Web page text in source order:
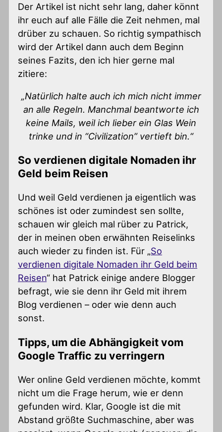
Der Artikel ist nicht sehr lang, daher könnt
ihr euch auf alle Fälle die Zeit nehmen, mal
drüber zu schauen. So richtig sympathisch
wird der Artikel dann auch dem Beginn
seines Fazits, den ich hier gerne mal
zitiere:
„Natürlich halte auch ich mich nicht immer
an alle Regeln. Manchmal beantworte ich
keine Mails, weil ich lieber ein Glas Wein
trinke und in “Civilization” vertieft bin.“
So verdienen digitale Nomaden ihr
Geld beim Reisen
Und weil Geld verdienen ja eigentlich was
schönes ist oder zumindest sen sollte,
schauen wir gleich mal rüber zu Patrick,
der in meinen oben erwähnten Reiselinks
auch wieder zu finden ist. Für „So
verdienen digitale Nomaden ihr Geld beim
Reisen“ hat Patrick einige andere Blogger
befragt, wie sie denn ihr Geld mit ihrem
Blog verdienen – oder wie denn auch
sonst.
Tipps, um die Abhängigkeit vom
Google Traffic zu verringern
Wer online Geld verdienen möchte, kommt
nicht um die Frage herum, wie er denn
gefunden wird. Klar, Google ist die mit
Abstand größte Suchmaschine, aber was